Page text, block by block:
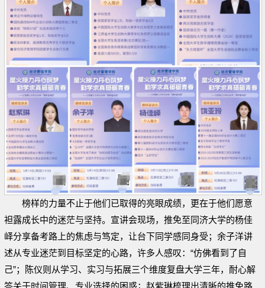
榜样的力量不止于他们已取得的亮眼成绩，更在于他们愿意
袒露成长中的迷茫与坚持。宣讲会现场，推免至同济大学的杨佳
峄分享备考路上的焦虑与笃定，让台下同学感同身受；余子洋讲
述从专业迷茫到目标坚定的心路，许多人感叹：“仿佛看到了自
己”；陈仪则从学习、实习与拓展三个维度复盘大学三年，耐心解
答关于时间管理、专业选择的困惑；赵紫琳梳理出清晰的推免路